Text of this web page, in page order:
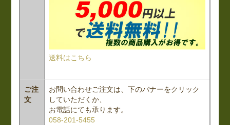
送料はこちら
ご注
文
お問い合わせご注文は、下のバナーをクリック
していただくか、
お電話にても承ります。
058-201-5455